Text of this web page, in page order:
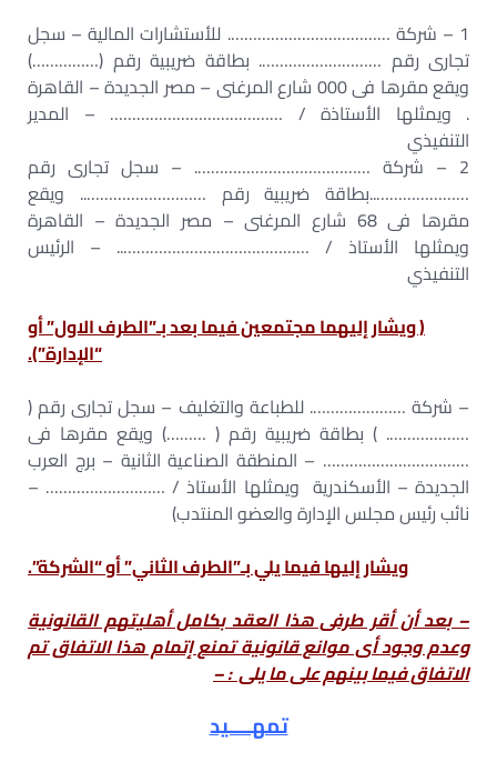
1 – شركة ………………………………. للأستشارات المالية – سجل
تجارى رقم ………………………. بطاقة ضريبية رقم (……………)
ويقع مقرها فى 000 شارع المرغنى – مصر الجديدة – القاهرة
. ويمثلها الأستاذة / ………………………………… – المدير
التنفيذي
2 – شركة …………………………………. – سجل تجارى رقم
…………………..بطاقة ضريبية رقم ……………………….. ويقع
مقرها فى 68 شارع المرغنى – مصر الجديدة – القاهرة
ويمثلها الأستاذ / …………………………………….. – الرئيس
التنفيذي
( ويشار إليهما مجتمعين فيما بعد بـ”الطرف الاول” أو
“الإدارة”).
– شركة …………………. للطباعة والتغليف – سجل تجارى رقم (
………………. ) بطاقة ضريبية رقم ( ………) ويقع مقرها فى
…………………………… – المنطقة الصناعية الثانية – برج العرب
الجديدة – الأسكندرية ويمثلها الأستاذ / ……………………… –
نائب رئيس مجلس الإدارة والعضو المنتدب)
ويشار إليها فيما يلي بـ”الطرف الثاني” أو “الشركة”.
– بعد أن أقر طرفى هذا العقد بكامل أهليتهم القانونية
وعدم وجود أى موانع قانونية تمنع إتمام هذا الاتفاق تم
الاتفاق فيما بينهم على ما يلى : –
تمهــــید